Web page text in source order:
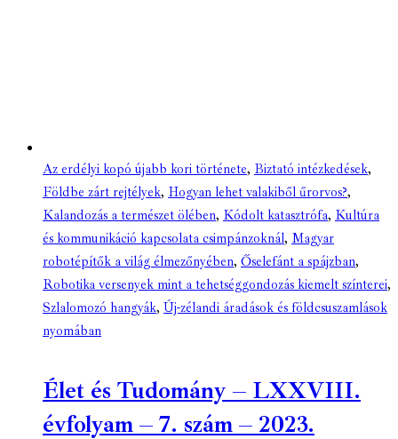
Az erdélyi kopó újabb kori története, Biztató intézkedések,
Földbe zárt rejtélyek, Hogyan lehet valakiből űrorvos?,
Kalandozás a természet ölében, Kódolt katasztrófa, Kultúra
és kommunikáció kapcsolata csimpánzoknál, Magyar
robotépítők a világ élmezőnyében, Őselefánt a spájzban,
Robotika versenyek mint a tehetséggondozás kiemelt színterei,
Szlalomozó hangyák, Új-zélandi áradások és földcsuszamlások
nyomában
Élet és Tudomány – LXXVIII.
évfolyam – 7. szám – 2023.